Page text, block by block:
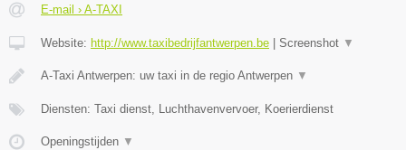
E-mail › A-TAXI
Website: http://www.taxibedrijfantwerpen.be Screenshot ▼
A-Taxi Antwerpen: uw taxi in de regio Antwerpen ▼
Diensten: Taxi dienst, Luchthavenvervoer, Koerierdienst
Openingstijden ▼